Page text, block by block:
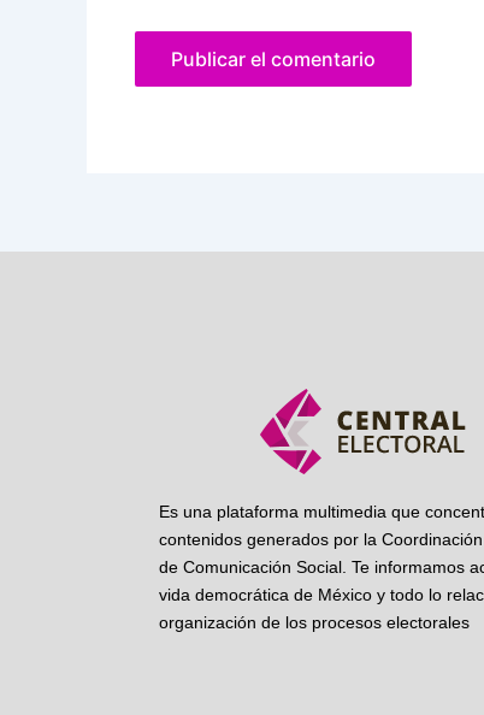
Es una plataforma multimedia que
contenidos generados por la
de Comunicación Social. Te informamos
vida democrática de México y todo lo
organización de los procesos electorales